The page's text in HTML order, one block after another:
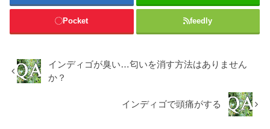
Pocket feedly
インディゴが臭い…匂いを消す方法はありません
か？
インディゴで頭痛がする